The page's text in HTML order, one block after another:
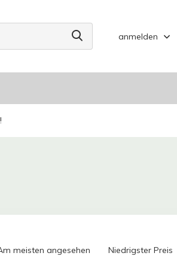
anmelden
meisten angesehen Niedrigster Preis